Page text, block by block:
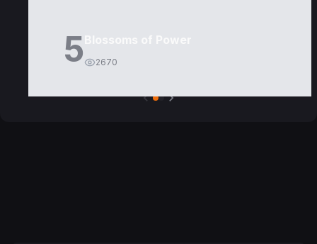
5 2670